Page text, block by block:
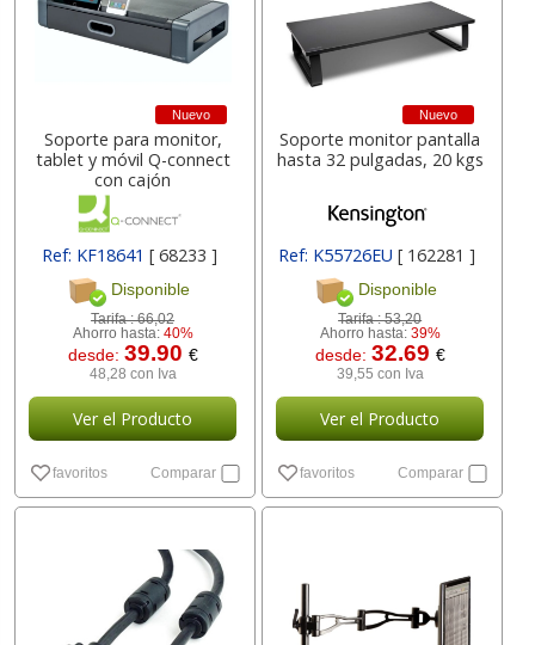
Nuevo
Soporte para monitor,
tablet y móvil Q-connect
con cajón
Ref: KF18641 [ 68233 ]
Disponible
Tarifa :66,02
Ahorro hasta: 40%
desde: 39.90 €
48,28 con Iva
Ver el Producto
favoritos Comparar
Nuevo
Soporte monitor pantalla
hasta 32 pulgadas, 20 kgs
Ref: K55726EU [ 162281 ]
Disponible
Tarifa :53,20
Ahorro hasta: 39%
desde: 32.69 €
39,55 con Iva
Ver el Producto
favoritos Comparar